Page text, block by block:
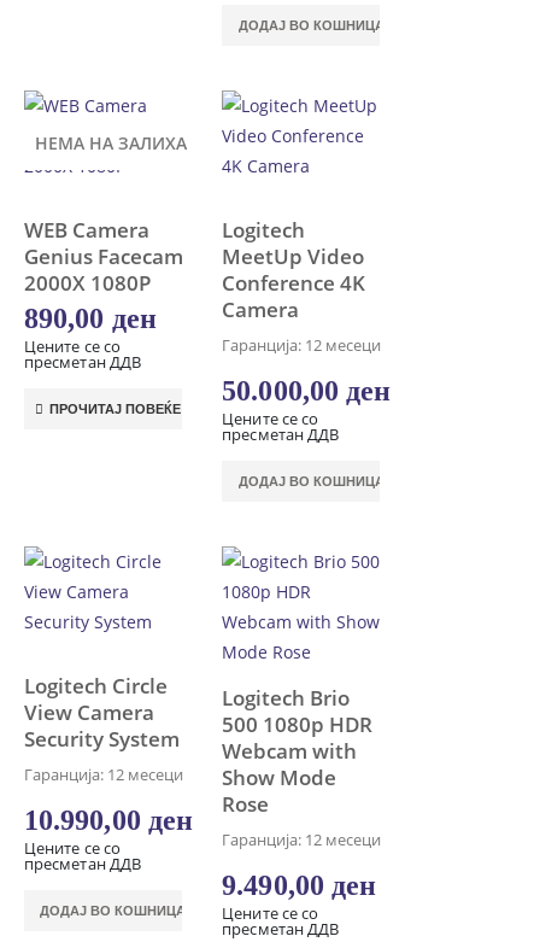
ДОДАЈ ВО КОШНИЦА
НЕМА НА ЗАЛИХА
WEB Camera
Genius Facecam
2000X 1080P
890,00 ден
Цените се со
пресметан ДДВ
ПРОЧИТАЈ ПОВЕЌЕ
Logitech
MeetUp Video
Conference 4K
Camera
Гаранција: 12 месеци
50.000,00 ден
Цените се со
пресметан ДДВ
ДОДАЈ ВО КОШНИЦА
Logitech Circle
View Camera
Security System
Гаранција: 12 месеци
10.990,00 ден
Цените се со
пресметан ДДВ
ДОДАЈ ВО КОШНИЦА
Logitech Brio
500 1080p HDR
Webcam with
Show Mode
Rose
Гаранција: 12 месеци
9.490,00 ден
Цените се со
пресметан ДДВ